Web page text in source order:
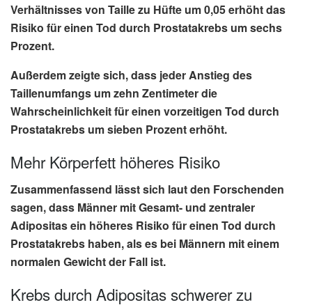
Verhältnisses von Taille zu Hüfte um 0,05erhöht das
Risiko für einen Tod durch Prostatakrebs umsechs
Prozent.
Außerdem zeigte sich, dass jederAnstieg des
Taillenumfangs um zehn Zentimeterdie
Wahrscheinlichkeit für einen vorzeitigen Tod durch
Prostatakrebs umsieben Prozenterhöht.
Mehr Körperfett höheres Risiko
Zusammenfassend lässt sich laut den Forschenden
sagen, dass Männer mitGesamt- und zentraler
Adipositasein höheres Risiko für einen Tod durch
Prostatakrebs haben, als es bei Männern mit einem
normalen Gewicht der Fall ist.
Krebs durch Adipositas schwerer zu